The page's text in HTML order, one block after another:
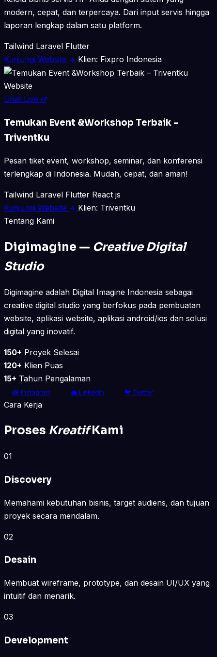
modern, cepat, dan terpercaya. Dari input servis hingga
laporan lengkap dalam satu platform.
Tailwind Laravel Flutter
Kunjungi Website
Klien: Fixpro Indonesia
Website
Lihat Live
Temukan Event &Workshop Terbaik –
Triventku
Pesan tiket event, workshop, seminar, dan konferensi
terlengkap di Indonesia. Mudah, cepat, dan aman!
Tailwind Laravel Flutter React js
Kunjungi Website
Klien: Triventku
Tentang Kami
Digimagine — Creative Digital
Studio
Digimagine adalah Digital Imagine Indonesia sebagai
creative digital studio yang berfokus pada pembuatan
website, aplikasi website, aplikasi android/ios dan solusi
digital yang inovatif.
150+ Proyek Selesai
120+ Klien Puas
15+ Tahun Pengalaman
📸 Instagram 💼 LinkedIn 🐦 Twitter
Cara Kerja
Proses KreatifKami
01
Discovery
Memahami kebutuhan bisnis, target audiens, dan tujuan
proyek secara mendalam.
02
Desain
Membuat wireframe, prototype, dan desain UI/UX yang
intuitif dan menarik.
03
Development